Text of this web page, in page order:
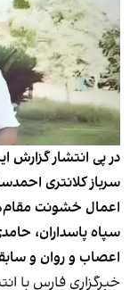
در پی انتشار گزارش
سرباز کلانتری
اعمال خشونت
سپاه پاسداران،
اعصاب و روان و
خبرگزاری فارس با